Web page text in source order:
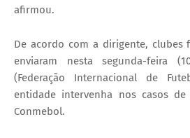
afirmou.
De acordo com a dirigente, clubes
enviaram nesta segunda-feira
(Federação Internacional de
entidade intervenha nos casos
Conmebol.